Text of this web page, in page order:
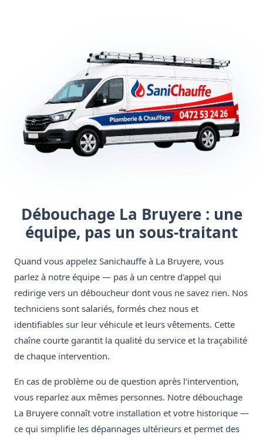
Débouchage La Bruyere : une
équipe, pas un sous-traitant
Quand vous appelez Sanichauffe à La Bruyere, vous
parlez à notre équipe — pas à un centre d'appel qui
redirige vers un déboucheur dont vous ne savez rien. Nos
techniciens sont salariés, formés chez nous et
identifiables sur leur véhicule et leurs vêtements. Cette
chaîne courte garantit la qualité du service et la traçabilité
de chaque intervention.
En cas de problème ou de question après l'intervention,
vous reparlez aux mêmes personnes. Notre débouchage
La Bruyere connaît votre installation et votre historique —
ce qui simplifie les dépannages ultérieurs et permet des